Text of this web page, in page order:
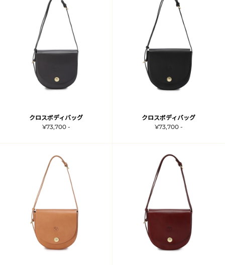
クロスボディバッグ
¥73,700 -
クロスボディバッグ
¥73,700 -